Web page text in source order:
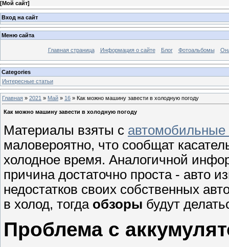
[Мой сайт]
Вход на сайт
Меню сайта
Главная страница Информация о сайте Блог Фотоальбомы
Categories
Интересные статьи
Главная » 2021 » Май » 16 » Как можно машину завести в холодную погоду
Как можно машину завести в холодную погоду
Материалы взяты с автомобильные
маловероятно, что сообщат
холодное время. Аналогичной
причина достаточно проста - авто
недостатков своих собственных
в холод, тогда обзоры будут
Проблема с